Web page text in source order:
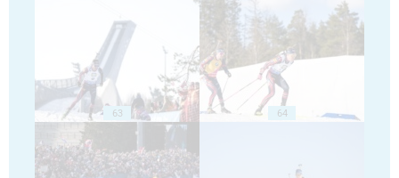
63 64